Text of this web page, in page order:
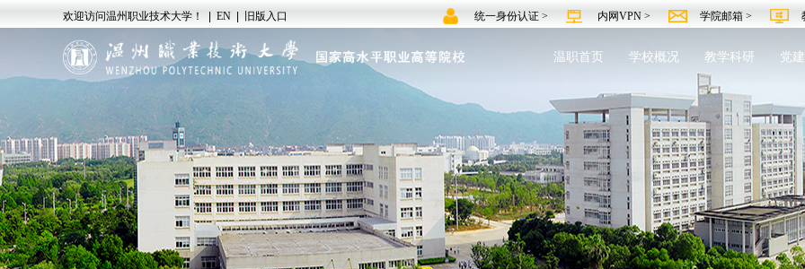
欢迎访问温州职业技术大学！ EN 旧版入口 统一身份认证 > 内网VPN > 学院邮箱 >
温职首页 学校概况 教学科研 党